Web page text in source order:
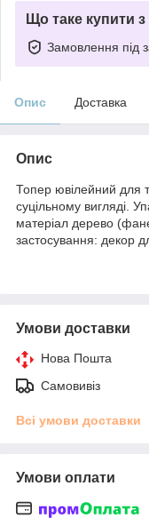
Що таке купити
Замовлення під
Опис Доставка
Опис
Топер ювілейний для
суцільному вигляді.
матеріал дерево
застосування: декор
Умови доставки
Нова Пошта
Самовивіз
Всі умови доставки
Умови оплати